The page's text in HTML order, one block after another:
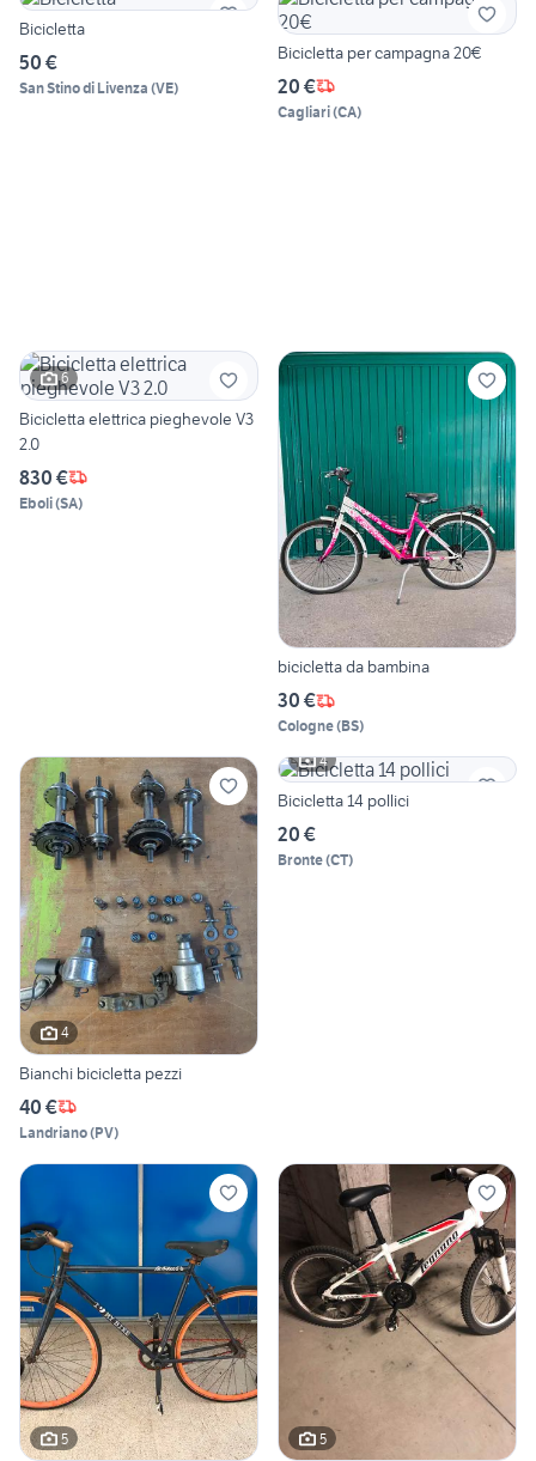
Bicicletta
50 €
San Stino di Livenza (VE)
Bicicletta per campagna 20€
20 €
Cagliari(CA)
6
Bicicletta elettrica pieghevole V3
2.0
830 €
Eboli(SA)
bicicletta da bambina
30 €
Cologne(BS)
4
Bianchi bicicletta pezzi
40 €
Landriano(PV)
4
Bicicletta 14 pollici
20 €
Bronte(CT)
5 5